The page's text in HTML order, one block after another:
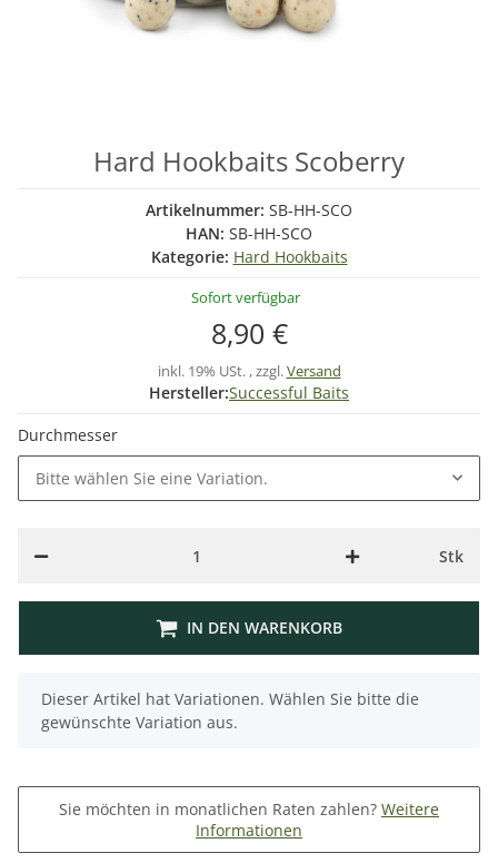
Hard Hookbaits Scoberry
Artikelnummer: SB-HH-SCO
HAN: SB-HH-SCO
Kategorie: Hard Hookbaits
Sofort verfügbar
8,90 €
inkl. 19% USt. , zzgl.Versand
Hersteller:Successful Baits
Durchmesser
Bitte wählen Sie eine Variation.
Stk
IN DEN WARENKORB
x
Dieser Artikel hat Variationen. Wählen Sie bitte die
gewünschte Variation aus.
Sie möchten in monatlichen Raten zahlen? Weitere
Informationen